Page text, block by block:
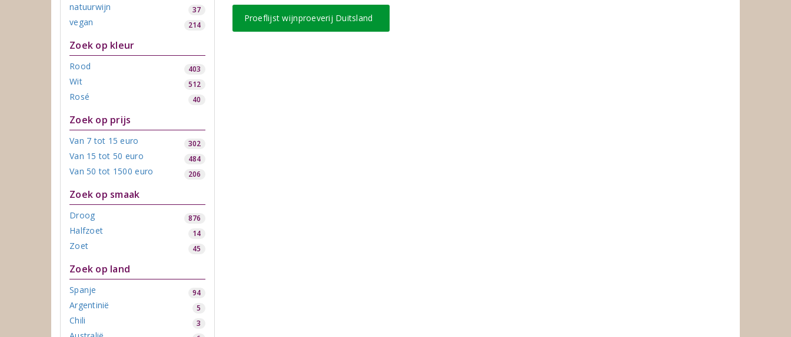
natuurwijn 37
vegan 214
Zoek op kleur
Rood 403
Wit 512
Rosé 40
Zoek op prijs
Van 7 tot 15 euro 302
Van 15 tot 50 euro 484
Van 50 tot 1500 euro 206
Zoek op smaak
Droog 876
Halfzoet 14
Zoet 45
Zoek op land
Spanje 94
Argentinië 5
Chili 3
Proeflijst wijnproeverij Duitsland